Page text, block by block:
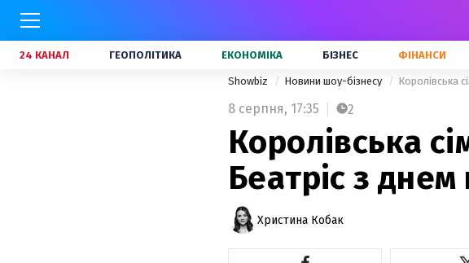
24 КАНАЛ ГЕОПОЛІТИКА ЕКОНОМІКА БІЗНЕС ФІНАНСИ
Showbiz Новини шоу-бізнесу Королівська
8 серпня, 17:35 2
Королівська
Беатріс з
Христина Кобак